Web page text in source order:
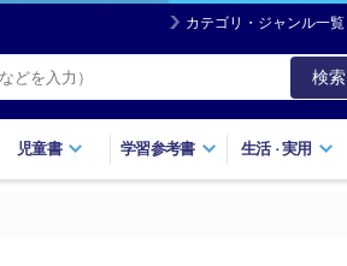
カテゴリ・ジャンル一覧
検索
児童書 学習参考書 生活・実用